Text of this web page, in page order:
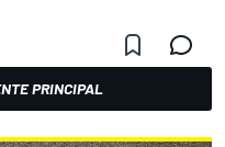
PRINCIPAL